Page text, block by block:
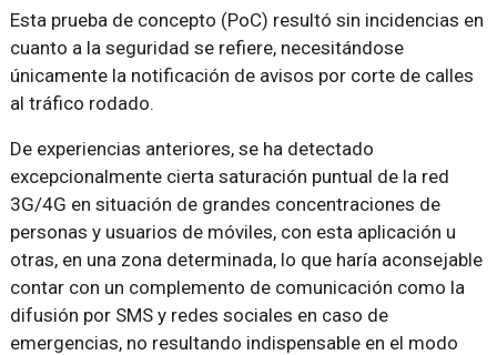
Esta prueba de concepto (PoC) resultó sin incidencias en
cuanto a la seguridad se refiere, necesitándose
únicamente la notificación de avisos por corte de calles
al tráfico rodado.
De experiencias anteriores, se ha detectado
excepcionalmente cierta saturación puntual de la red
3G/4G en situación de grandes concentraciones de
personas y usuarios de móviles, con esta aplicación u
otras, en una zona determinada, lo que haría aconsejable
contar con un complemento de comunicación como la
difusión por SMS y redes sociales en caso de
emergencias, no resultando indispensable en el modo